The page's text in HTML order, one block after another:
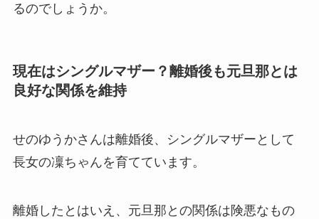
るのでしょうか。
現在はシングルマザー？離婚後も元旦那とは
良好な関係を維持
せのゆうかさんは離婚後、シングルマザーとして
長女の凜ちゃんを育てています。
離婚したとはいえ、元旦那との関係は険悪なもの